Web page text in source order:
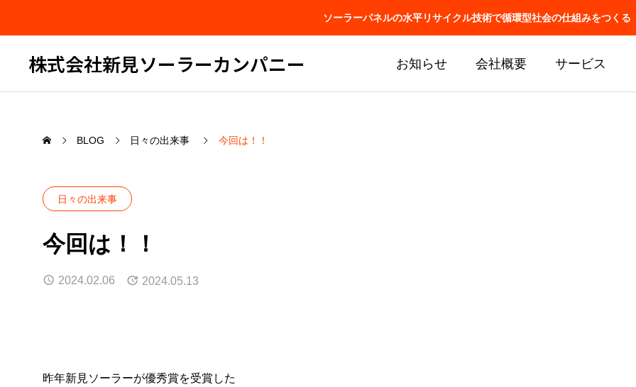
ソーラーパネルの水平リサイクル技術で循環型社会の仕組みをつくる
株式会社新見ソーラーカンパニー お知らせ 会社概要 サービス
セミナー告知
BLOG 日々の出来事 今回は！！
日々の出来事
今回は！！
2024.02.06 2024.05.13
昨年新見ソーラーが優秀賞を受賞した